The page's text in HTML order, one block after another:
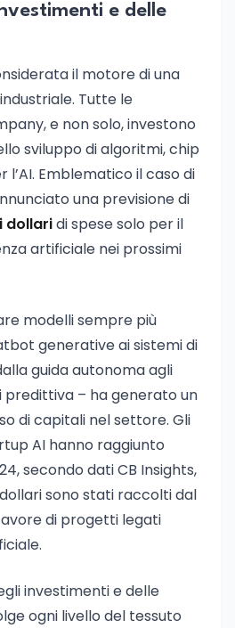
e delle
il motore di una
Tutte le
e non solo, investono
sviluppo di algoritmi, chip
Emblematico il caso di
una previsione di
dollaridi spese solo per il
artificiale nei prossimi
modelli sempre più
generative ai sistemi di
guida autonoma agli
predittiva – ha generato un
di capitali nel settore. Gli
AI hanno raggiunto
secondo dati CB Insights,
sono stati raccolti dal
di progetti legati
investimenti e delle
ogni livello del tessuto